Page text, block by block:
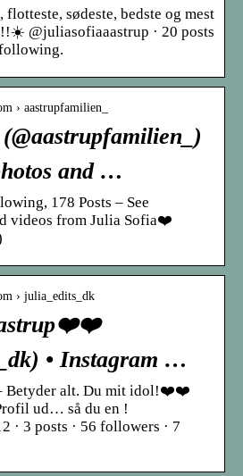
flotteste, sødeste, bedste og mest
@juliasofiaaastrup · 20 posts
› aastrupfamilien_
and …
178 Posts – See
videos from Julia Sofia❤️
› julia_edits_dk
• Instagram …
Betyder alt. Du mit idol!❤️❤️
ud… så du en !
· 3 posts · 56 followers · 7